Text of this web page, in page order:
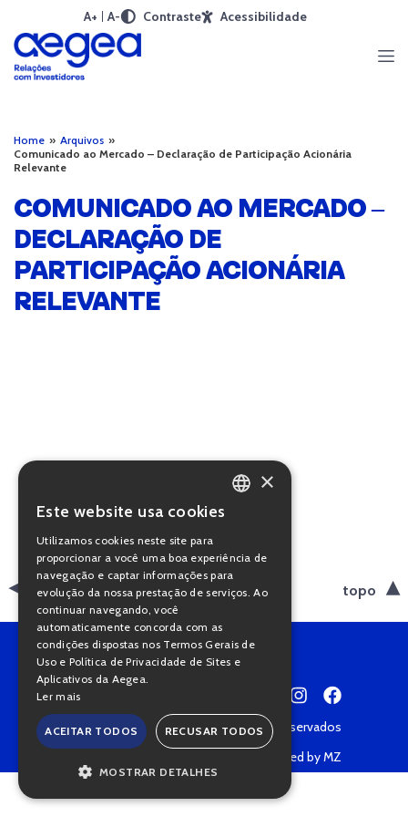
A+ A- Contraste Acessibilidade
Home » Arquivos »
Comunicado ao Mercado – Declaração de Participação Acionária
Relevante
COMUNICADO AO MERCADO –
DECLARAÇÃO DE
PARTICIPAÇÃO ACIONÁRIA
RELEVANTE
voltar topo
Copyright © 2022 • Todos os direitos reservados
Powered by MZ
PORTUGUESE
×
Este website usa cookies
Utilizamos cookies neste site para
proporcionar a você uma boa experiência de
navegação e captar informações para
evolução da nossa prestação de serviços. Ao
continuar navegando, você
automaticamente concorda com as
condições dispostas nos Termos Gerais de
Uso e Política de Privacidade de Sites e
Aplicativos da Aegea.
Ler mais
ACEITAR TODOS RECUSAR TODOS
MOSTRAR DETALHES